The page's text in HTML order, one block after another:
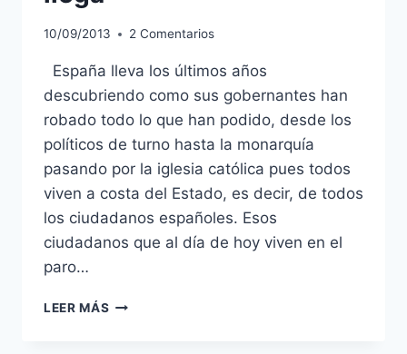
10/09/2013 2 Comentarios
España lleva los últimos años
descubriendo como sus gobernantes han
robado todo lo que han podido, desde los
políticos de turno hasta la monarquía
pasando por la iglesia católica pues todos
viven a costa del Estado, es decir, de todos
los ciudadanos españoles. Esos
ciudadanos que al día de hoy viven en el
paro…
LEER MÁS LA